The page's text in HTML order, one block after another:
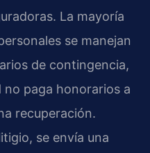
La mayoría
se manejan
de contingencia,
no paga honorarios a
recuperación.
se envía una